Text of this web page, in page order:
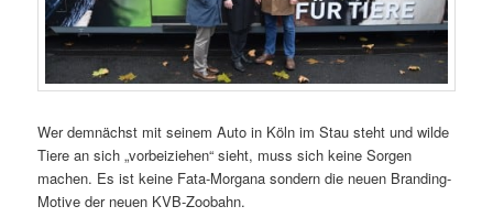
Wer demnächst mit seinem Auto in Köln im Stau steht und wilde
Tiere an sich „vorbeiziehen“ sieht, muss sich keine Sorgen
machen. Es ist keine Fata-Morgana sondern die neuen Branding-
Motive der neuen KVB-Zoobahn.